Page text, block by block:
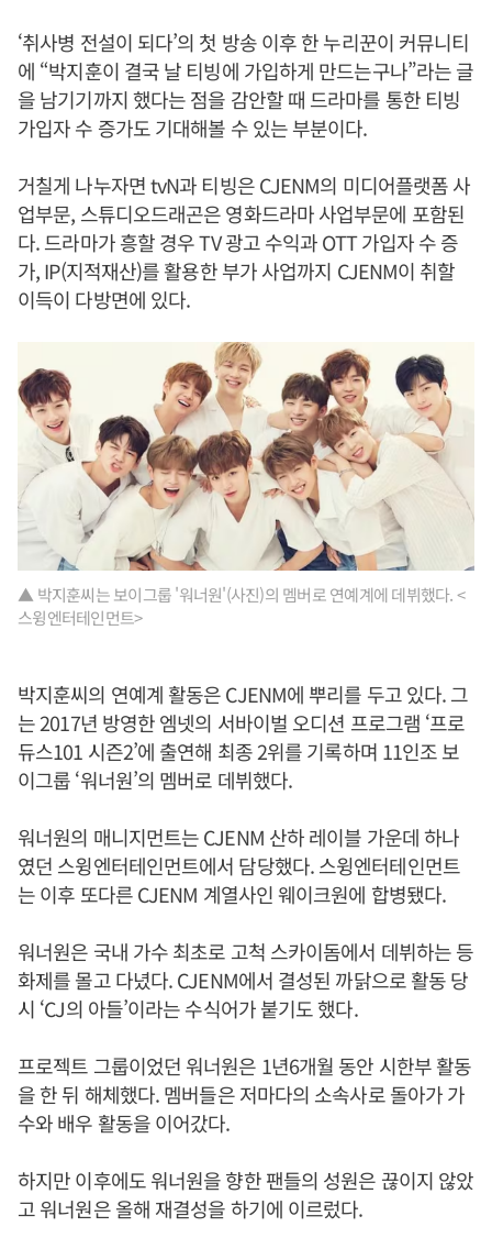
‘취사병 전설이 되다’의 첫 방송 이후 한 누리꾼이 커뮤니티
에 “박지훈이 결국 날 티빙에 가입하게 만드는구나”라는 글
을 남기기까지 했다는 점을 감안할 때 드라마를 통한 티빙
가입자 수 증가도 기대해볼 수 있는 부분이다.
거칠게 나누자면 tvN과 티빙은 CJENM의 미디어플랫폼 사
업부문, 스튜디오드래곤은 영화드라마 사업부문에 포함된
다. 드라마가 흥할 경우 TV 광고 수익과 OTT 가입자 수 증
가, IP(지적재산)를 활용한 부가 사업까지 CJENM이 취할
이득이 다방면에 있다.
▲ 박지훈씨는 보이그룹 '워너원'(사진)의 멤버로 연예계에 데뷔했다. <
스윙엔터테인먼트>
박지훈씨의 연예계 활동은 CJENM에 뿌리를 두고 있다. 그
는 2017년 방영한 엠넷의 서바이벌 오디션 프로그램 ‘프로
듀스101 시즌2’에 출연해 최종 2위를 기록하며 11인조 보
이그룹 ‘워너원’의 멤버로 데뷔했다.
워너원의 매니지먼트는 CJENM 산하 레이블 가운데 하나
였던 스윙엔터테인먼트에서 담당했다. 스윙엔터테인먼트
는 이후 또다른 CJENM 계열사인 웨이크원에 합병됐다.
워너원은 국내 가수 최초로 고척 스카이돔에서 데뷔하는 등
화제를 몰고 다녔다. CJENM에서 결성된 까닭으로 활동 당
시 ‘CJ의 아들’이라는 수식어가 붙기도 했다.
프로젝트 그룹이었던 워너원은 1년6개월 동안 시한부 활동
을 한 뒤 해체했다. 멤버들은 저마다의 소속사로 돌아가 가
수와 배우 활동을 이어갔다.
하지만 이후에도 워너원을 향한 팬들의 성원은 끊이지 않았
고 워너원은 올해 재결성을 하기에 이르렀다.